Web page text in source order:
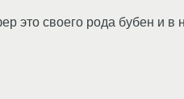
это своего рода бубен и в